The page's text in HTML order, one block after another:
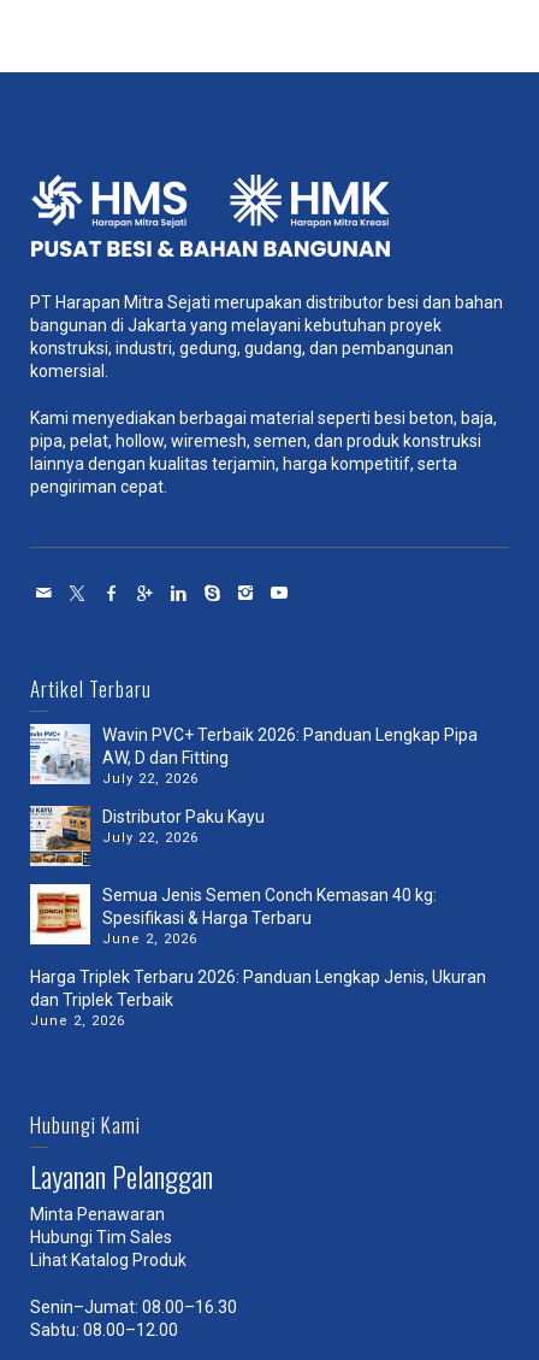
PT Harapan Mitra Sejati merupakan distributor besi dan bahan
bangunan di Jakarta yang melayani kebutuhan proyek
konstruksi, industri, gedung, gudang, dan pembangunan
komersial.
Kami menyediakan berbagai material seperti besi beton, baja,
pipa, pelat, hollow, wiremesh, semen, dan produk konstruksi
lainnya dengan kualitas terjamin, harga kompetitif, serta
pengiriman cepat.
Artikel Terbaru
Wavin PVC+ Terbaik 2026: Panduan Lengkap Pipa
AW, D dan Fitting
July 22, 2026
Distributor Paku Kayu
July 22, 2026
Semua Jenis Semen Conch Kemasan 40 kg:
Spesifikasi & Harga Terbaru
June 2, 2026
Harga Triplek Terbaru 2026: Panduan Lengkap Jenis, Ukuran
dan Triplek Terbaik
June 2, 2026
Hubungi Kami
Layanan Pelanggan
Minta Penawaran
Hubungi Tim Sales
Lihat Katalog Produk
Senin–Jumat: 08.00–16.30
Sabtu: 08.00–12.00